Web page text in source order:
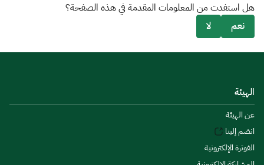
هل استفدت من المعلومات المقدمة في هذه الصفحة؟
نعم
لا
الهيئة
عن الهيئة
انضم إلينا
الفوترة الإلكترونية